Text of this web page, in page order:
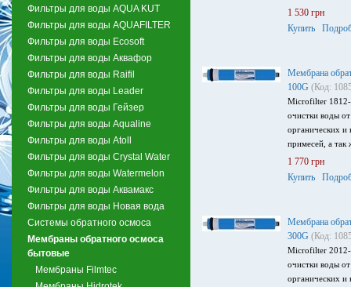
Фильтры для воды AQUA KUT
Фильтры для воды AQUAFILTER
Фильтры для воды Ecosoft
Фильтры для воды Аквафор
Фильтры для воды Raifil
Фильтры для воды Leader
Фильтры для воды Гейзер
Фильтры для воды Aqualine
Фильтры для воды Atoll
Фильтры для воды Crystal Water
Фильтры для воды Watermelon
Фильтры для воды Аквамакс
Фильтры для воды Новая вода
Системы обратного осмоса
Мембраны обратного осмоса
бытовые
Мембраны Filmtec
1 530 грн
Купить
Мембрана
100G (Код:
Microfilter 1812-
очистки воды
органических и
примесей, а так
1 770 грн
Купить
Мембрана
300G (Код:
Microfilter 2012-
очистки воды
органических и